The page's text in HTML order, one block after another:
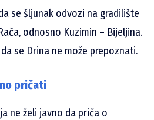
se šljunak odvozi na gradilište
odnosno Kuzimin – Bijeljina.
se Drina ne može prepoznati.
pričati
ne želi javno da priča o